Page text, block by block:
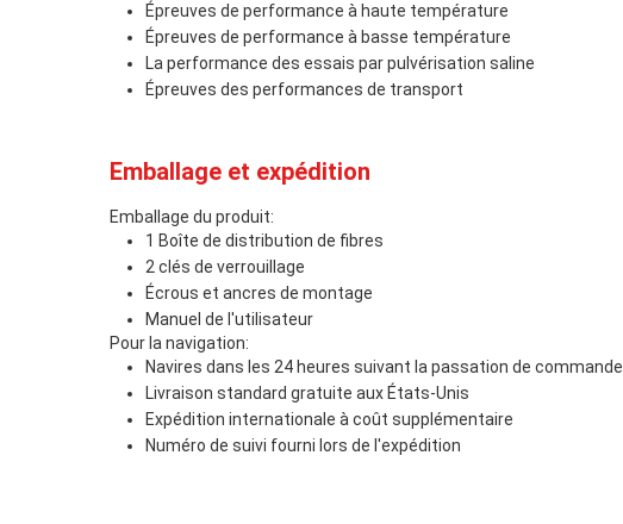
Épreuves de performance à haute température
Épreuves de performance à basse température
La performance des essais par pulvérisation saline
Épreuves des performances de transport
Emballage et expédition
Emballage du produit:
1 Boîte de distribution de fibres
2 clés de verrouillage
Écrous et ancres de montage
Manuel de l'utilisateur
Pour la navigation:
Navires dans les 24 heures suivant la passation de commande
Livraison standard gratuite aux États-Unis
Expédition internationale à coût supplémentaire
Numéro de suivi fourni lors de l'expédition